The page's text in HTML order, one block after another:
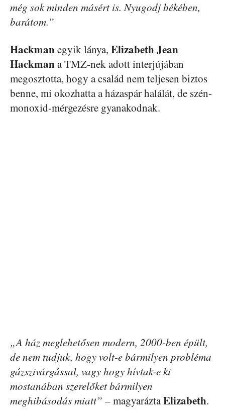
még sok minden másért is. Nyugodj békében,
barátom.”
Hackmanegyik lánya, ElizabethJean
Hackmana TMZ-nek adott interjújában
megosztotta, hogy a család nem teljesen biztos
benne, mi okozhatta a házaspár halálát, de szén-
monoxid-mérgezésre gyanakodnak.
„A ház meglehetősen modern, 2000-ben épült,
de nem tudjuk, hogy volt-e bármilyen probléma
gázszivárgással, vagy hogy hívtak-e ki
mostanában szerelőket bármilyen
meghibásodás miatt” – magyaráztaElizabeth.